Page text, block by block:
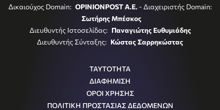
Δικαιούχος Domain: OPINIONPOST A.E. - Διαχειριστής Domain:
Σωτήρης Μπέσκος
Διευθυντής Ιστοσελίδας: Παναγιώτης Ευθυμιάδης
Διευθυντής Σύνταξης: Κώστας Σαρρηκώστας
ΤΑΥΤΟΤΗΤΑ
ΔΙΑΦΗΜΙΣΗ
ΟΡΟΙ ΧΡΗΣΗΣ
ΠΟΛΙΤΙΚΗ ΠΡΟΣΤΑΣΙΑΣ ΔΕΔΟΜΕΝΩΝ